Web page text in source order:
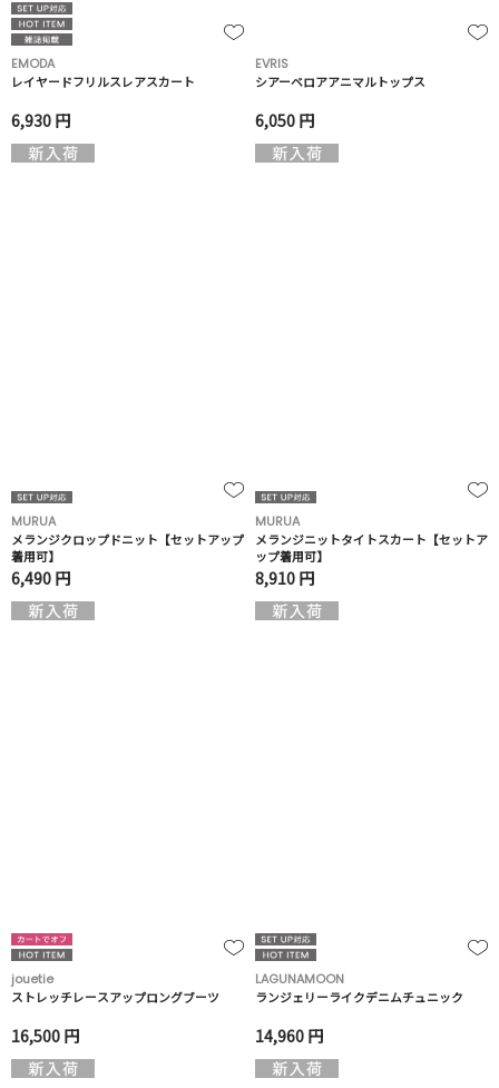
EMODA
レイヤードフリルスレアスカート
6,930 円
EVRIS
シアーベロアアニマルトップス
6,050 円
MURUA
メランジクロップドニット【セットアップ
着用可】
6,490 円
MURUA
メランジニットタイトスカート【セットア
ップ着用可】
8,910 円
jouetie
ストレッチレースアップロングブーツ
16,500 円
LAGUNAMOON
ランジェリーライクデニムチュニック
14,960 円